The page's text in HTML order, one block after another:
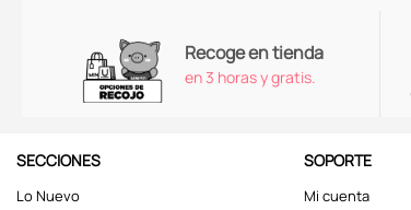
Recoge en tienda
en 3 horas y gratis.
SECCIONES
Lo Nuevo
SOPORTE
Mi cuenta